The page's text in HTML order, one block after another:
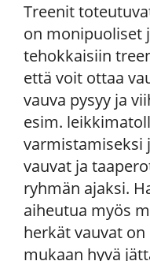
Treenit
on monipuoliset
tehokkaisiin
että voit ottaa
vauva pysyy ja
esim.
varmistamiseksi
vauvat ja
ryhmän ajaksi.
aiheutua myös
herkät vauvat
mukaan hyvä